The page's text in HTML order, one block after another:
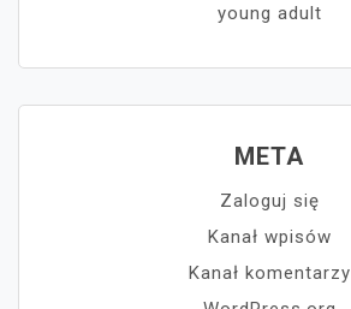
young adult
META
Zaloguj się
Kanał wpisów
Kanał komentarzy